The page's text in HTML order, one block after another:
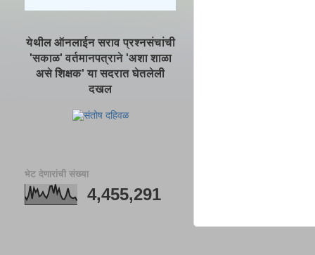
येथील ऑनलाईन सराव प्रश्नसंचांची
'सकाळ' वर्तमानपत्राने 'अशा शाळा
असे शिक्षक' या सदरात घेतलेली
दखल
भेट देणारांची संख्या
4,455,291